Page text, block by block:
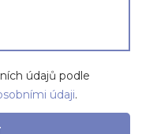
údajů podle
údaji.